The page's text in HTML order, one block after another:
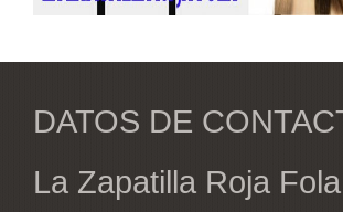
DATOS DE
La Zapatilla Roja Fola